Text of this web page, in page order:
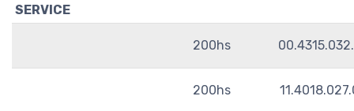
SERVICE
200hs
200hs